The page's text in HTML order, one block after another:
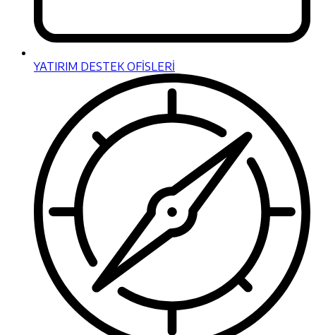
YATIRIM DESTEK OFİSLERİ